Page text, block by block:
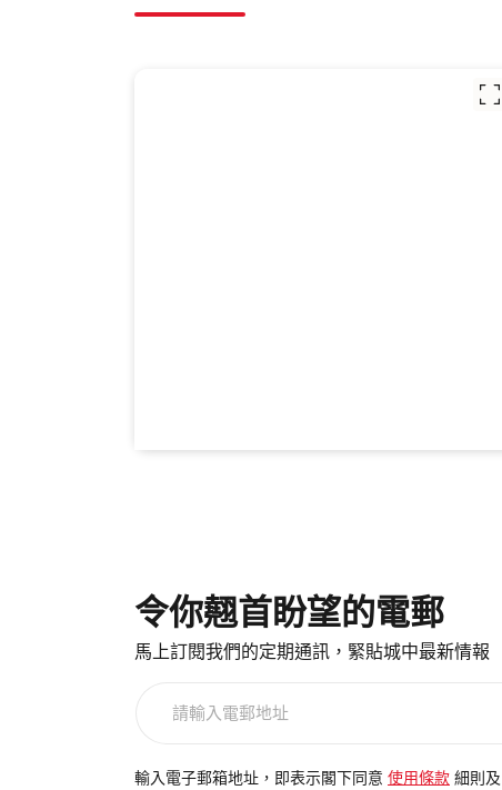
令你翹首盼望的電郵
馬上訂閱我們的定期通訊，緊貼城中最新情報
電
輸入電子郵箱地址，即表示閣下同意 使用條款 細則及